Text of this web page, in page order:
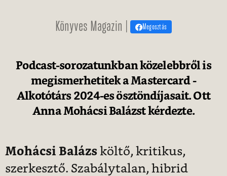
Könyves Magazin | Megosztás
Podcast-sorozatunkban közelebbről is
megismerhetitek a Mastercard -
Alkotótárs 2024-es ösztöndíjasait. Ott
Anna Mohácsi Balázst kérdezte.
Mohácsi Balázs költő, kritikus,
szerkesztő. Szabálytalan, hibrid